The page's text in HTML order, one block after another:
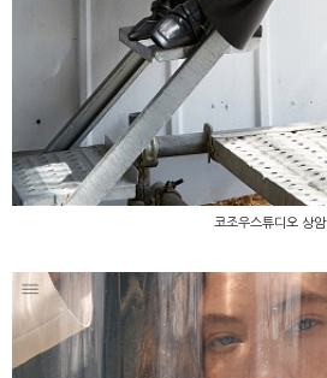
코조우스튜디오 상암